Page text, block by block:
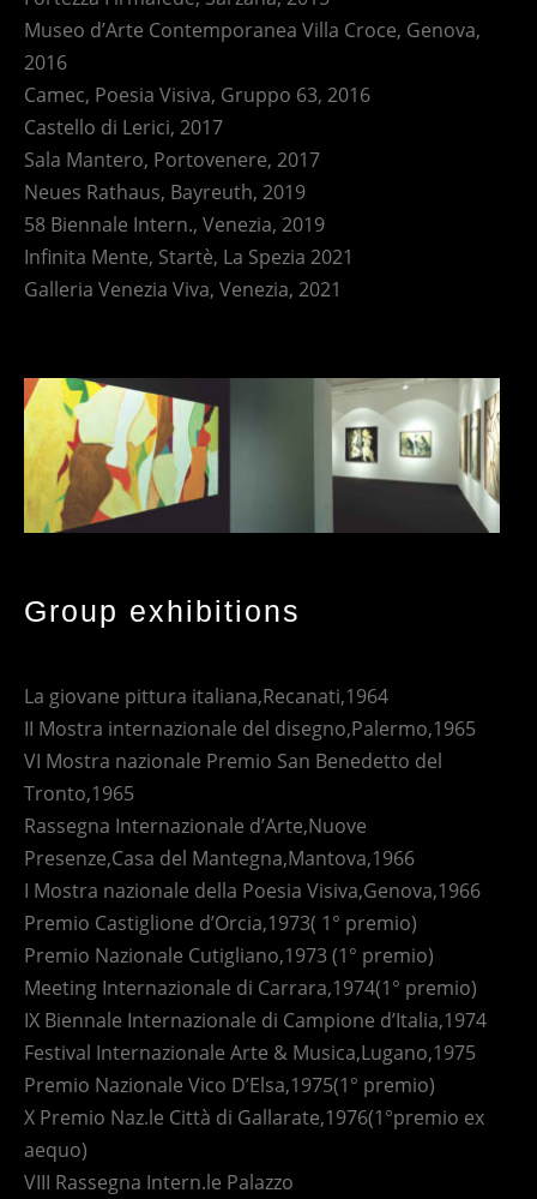
Museo d’Arte Contemporanea Villa Croce, Genova,
2016
Camec, Poesia Visiva, Gruppo 63, 2016
Castello di Lerici, 2017
Sala Mantero, Portovenere, 2017
Neues Rathaus, Bayreuth, 2019
58 Biennale Intern., Venezia, 2019
Infinita Mente, Startè, La Spezia 2021
Galleria Venezia Viva, Venezia, 2021
Group exhibitions
La giovane pittura italiana,Recanati,1964
II Mostra internazionale del disegno,Palermo,1965
VI Mostra nazionale Premio San Benedetto del
Tronto,1965
Rassegna Internazionale d’Arte,Nuove
Presenze,Casa del Mantegna,Mantova,1966
I Mostra nazionale della Poesia Visiva,Genova,1966
Premio Castiglione d’Orcia,1973( 1° premio)
Premio Nazionale Cutigliano,1973 (1° premio)
Meeting Internazionale di Carrara,1974(1° premio)
IX Biennale Internazionale di Campione d’Italia,1974
Festival Internazionale Arte & Musica,Lugano,1975
Premio Nazionale Vico D’Elsa,1975(1° premio)
X Premio Naz.le Città di Gallarate,1976(1°premio ex
aequo)
VIII Rassegna Intern.le Palazzo